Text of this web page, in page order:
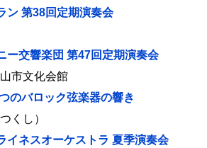
ン 第38回定期演奏会
ー交響楽団 第47回定期演奏会
市文化会館
のバロック弦楽器の響き
くし）
イネスオーケストラ 夏季演奏会